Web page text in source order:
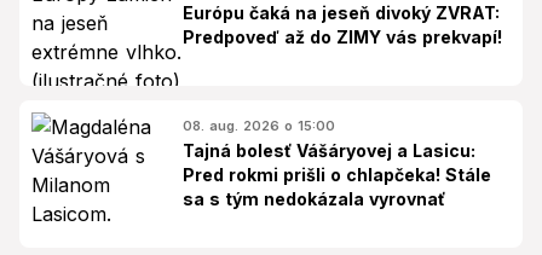
Európu čaká na jeseň divoký ZVRAT:
Predpoveď až do ZIMY vás prekvapí!
08. aug. 2026 o 15:00
Tajná bolesť Vášáryovej a Lasicu:
Pred rokmi prišli o chlapčeka! Stále
sa s tým nedokázala vyrovnať